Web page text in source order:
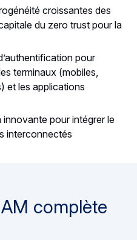
croissantes des
du zero trust pour la
pour
terminaux (mobiles,
et les applications
pour intégrer le
interconnectés
complète